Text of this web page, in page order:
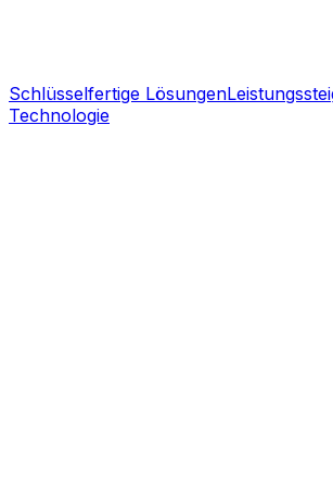
Schlüsselfertige Lösungen
Technologie